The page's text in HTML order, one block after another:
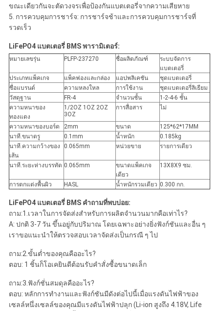
ขณะเดียวกันจะตัดวงจรเพื่อป้องกันแบตเตอรี่จากความเสียหาย
5. การควบคุมการชาร์จ: การชาร์จช้าและการควบคุมการชาร์จที่
รวดเร็ว
LiFePO4 แบตเตอรี่ BMS พารามิเตอร์:
หมายเลขรุ่น PLFP-237270 ชื่อผลิตภัณฑ์
ระบบจัดการ
แบตเตอรี่
ประเภทแพ็คเกจ
แพ็คฟองและกล่อง แอปพลิเคชัน
ชุดแบตเตอรี่
ชื่อแบรนด์
ความหลงใหล การใช้งาน
ชุดแบตเตอรี่ลิเธียม
วัสดุฐาน
FR-4 จำนวนชั้น
1-2-4-6 ชั้น
ความหนาของ
ทองแดง
1/2OZ 1OZ 2OZ
3OZ
การสื่อสาร ไม่
ความหนาของบอร์ด 2mm ขนาด
125*62*17MM
นาที.ขนาดรู
0.1mm น้ำหนัก
0.185kg
นาที.ความกว้างของ
เส้น
0.065mm หน่วยขาย รายการเดียว
นาที.ระยะห่างบรรทัด 0.065mm
ขนาดแพ็คเกจ
เดียว
13X8X9 ซม.
การตกแต่งพื้นผิว HASL น้ำหนักรวมเดียว 0.300 กก.
LiFePO4 แบตเตอรี่ BMS คำถามที่พบบ่อย:
ถาม:1.เวลาในการจัดส่งสำหรับการผลิตจำนวนมากคือเท่าไร?
A: ปกติ 3-7 วัน ขึ้นอยู่กับปริมาณ โดยเฉพาะอย่างยิ่งฟังก์ชันและอื่น ๆ
เราขอแนะนำให้ตรวจสอบเวลาจัดส่งเป็นกรณี ๆ ไป
ถาม:2.ขั้นต่ำของคุณคืออะไร?
ตอบ: 1 ชิ้นก็โอเคยินดีต้อนรับคำสั่งซื้อขนาดเล็ก
ถาม:3.ฟังก์ชั่นสมดุลคืออะไร?
ตอบ: หลักการทำงานและฟังก์ชันมีดังต่อไปนี้เมื่อแรงดันไฟฟ้าของ
เซลล์หนึ่งเซลล์ของคุณมีแรงดันไฟฟ้าปลุก (Li-ion สูงถึง 4.18V, Life